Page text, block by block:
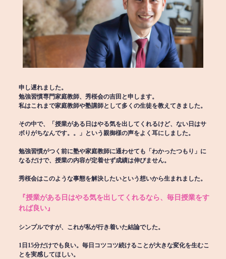
申し遅れました。
勉強習慣専門家庭教師、秀桜会の吉田と申します。
私はこれまで家庭教師や塾講師として多くの生徒を教えてきました。
その中で、「授業がある日はやる気を出してくれるけど、ない日はサ
ボりがちなんです。。」という親御様の声をよく耳にしました。
勉強習慣がつく前に塾や家庭教師に通わせても「わかったつもり」に
なるだけで、授業の内容が定着せず成績は伸びません。
秀桜会はこのような事態を解決したいという想いから生まれました。
『授業がある日はやる気を出してくれるなら、毎日授業をす
れば良い』
シンプルですが、これが私が行き着いた結論でした。
1日15分だけでも良い。毎日コツコツ続けることが大きな変化を生むこ
とを実感してほしい。